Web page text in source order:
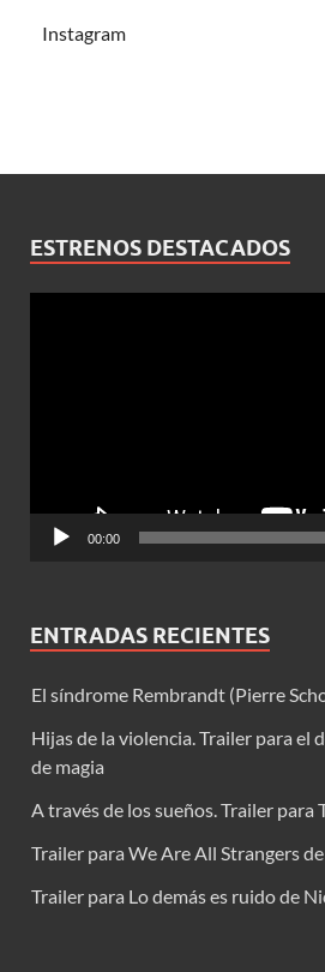
Instagram
ESTRENOS DESTACADOS
00:00
ENTRADAS RECIENTES
El síndrome Rembrandt (Pierre
Hijas de la violencia. Trailer para el
de magia
A través de los sueños. Trailer para
Trailer para We Are All Strangers
Trailer para Lo demás es ruido de